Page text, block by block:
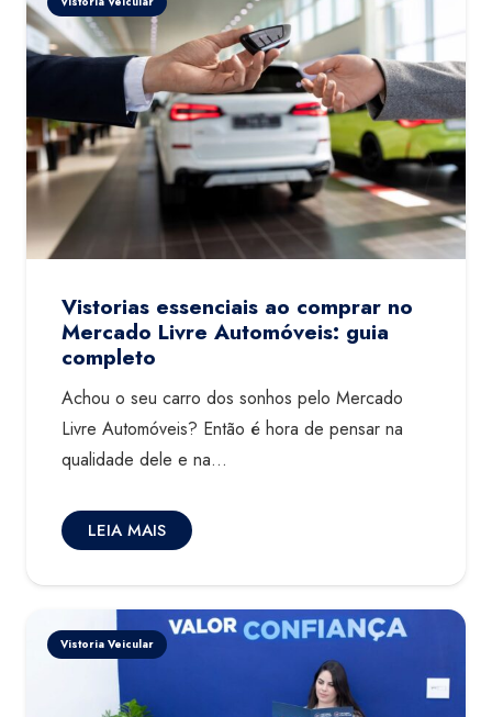
Vistorias essenciais ao comprar no
Mercado Livre Automóveis: guia
completo
Achou o seu carro dos sonhos pelo Mercado
Livre Automóveis? Então é hora de pensar na
qualidade dele e na…
LEIA MAIS
Vistoria Veicular